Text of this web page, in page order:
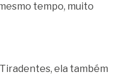
tempo, muito
ela também